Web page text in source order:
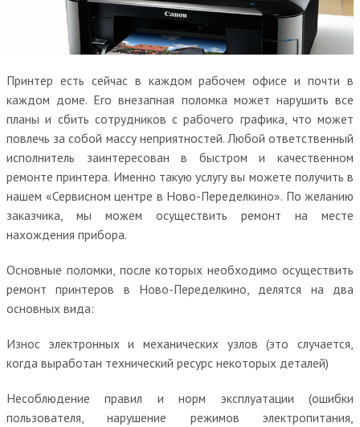
Принтер есть сейчас в каждом рабочем офисе и почти в
каждом доме. Его внезапная поломка может нарушить все
планы и сбить сотрудников с рабочего графика, что может
повлечь за собой массу неприятностей. Любой ответственный
исполнитель заинтересован в быстром и качественном
ремонте принтера. Именно такую услугу вы можете получить в
нашем «Сервисном центре в Ново-Переделкино». По желанию
заказчика, мы можем осуществить ремонт на месте
нахождения прибора.
Основные поломки, после которых необходимо осуществить
ремонт принтеров в Ново-Переделкино, делятся на два
основных вида:
Износ электронных и механических узлов (это случается,
когда выработан технический ресурс некоторых деталей)
Несоблюдение правил и норм эксплуатации (ошибки
пользователя, нарушение режимов электропитания,